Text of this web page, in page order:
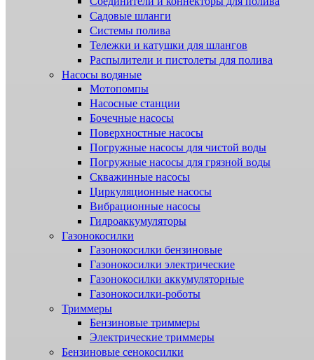
Садовые шланги
Системы полива
Тележки и катушки для шлангов
Распылители и пистолеты для полива
Насосы водяные
Мотопомпы
Насосные станции
Бочечные насосы
Поверхностные насосы
Погружные насосы для чистой воды
Погружные насосы для грязной воды
Скважинные насосы
Циркуляционные насосы
Вибрационные насосы
Гидроаккумуляторы
Газонокосилки
Газонокосилки бензиновые
Газонокосилки электрические
Газонокосилки аккумуляторные
Газонокосилки-роботы
Триммеры
Бензиновые триммеры
Электрические триммеры
Бензиновые сенокосилки